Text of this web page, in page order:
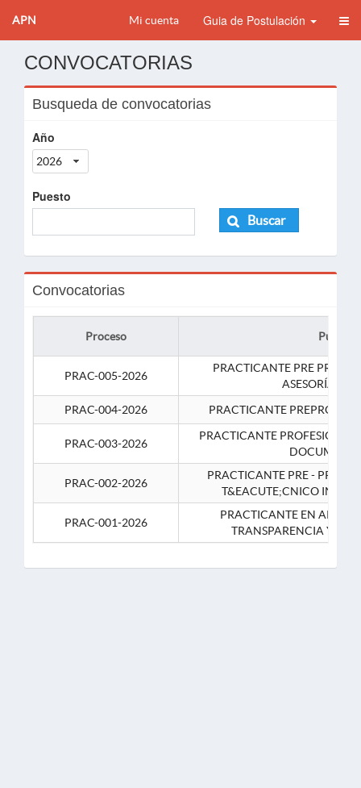
APN Mi cuenta Guia de Postulación
CONVOCATORIAS
Busqueda de convocatorias
Año
2026
Puesto
Buscar
Convocatorias
Proceso Puesto
PRAC-005-2026
PRACTICANTE PRE
ASESORÍA
PRAC-004-2026
PRACTICANTE
PRAC-003-2026
PRACTICANTE
PRAC-002-2026
PRACTICANTE PRE -
T&EACUTE;CNICO
PRAC-001-2026
PRACTICANTE EN APOYO
TRANSPARENCIA Y